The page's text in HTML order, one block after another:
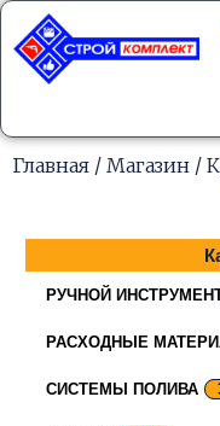
Перейти
содержимому
Главная / Магазин /
РУЧНОЙ
РАСХОДНЫЕ
СИСТЕМЫ ПОЛИВА